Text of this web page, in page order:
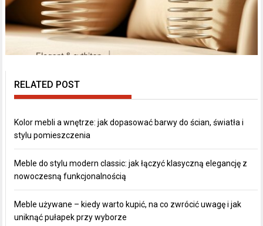
RELATED POST
Kolor mebli a wnętrze: jak dopasować barwy do ścian, światła i
stylu pomieszczenia
Meble do stylu modern classic: jak łączyć klasyczną elegancję z
nowoczesną funkcjonalnością
Meble używane – kiedy warto kupić, na co zwrócić uwagę i jak
uniknąć pułapek przy wyborze